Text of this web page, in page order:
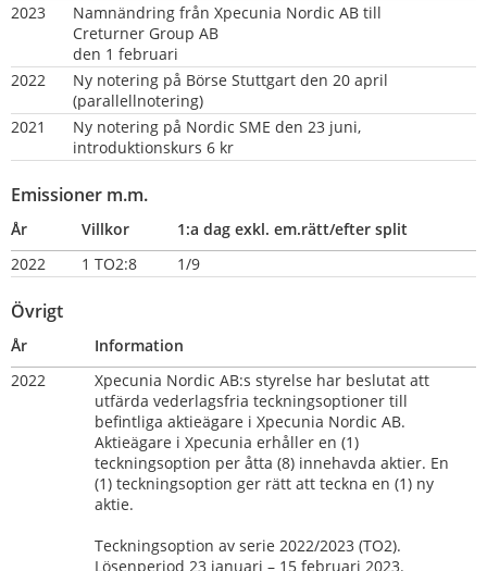
2023
Namnändring från Xpecunia Nordic AB till
Creturner Group AB
den 1 februari
2022
Ny notering på Börse Stuttgart den 20 april
(parallellnotering)
2021
Ny notering på Nordic SME den 23 juni,
introduktionskurs 6 kr
Emissioner m.m.
År Villkor
1:a dag exkl. em.rätt/efter split
2022
1 TO2:8 1/9
Övrigt
År
Information
2022
Xpecunia Nordic AB:s styrelse har beslutat att
utfärda vederlagsfria teckningsoptioner till
befintliga aktieägare i Xpecunia Nordic AB.
Aktieägare i Xpecunia erhåller en (1)
teckningsoption per åtta (8) innehavda aktier. En
(1) teckningsoption ger rätt att teckna en (1) ny
aktie.
Teckningsoption av serie 2022/2023 (TO2).
Lösenperiod 23 januari – 15 februari 2023.